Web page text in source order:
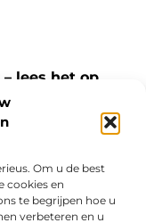
Om u de best
cookies en
te begrijpen hoe u
verbeteren en u
lees het op
artikelen over
bieden heeft.